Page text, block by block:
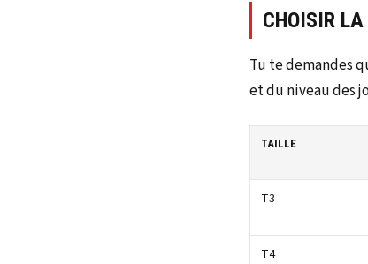
CHOISIR
Tu te demandes
et du niveau des
TAILLE
T3
T4